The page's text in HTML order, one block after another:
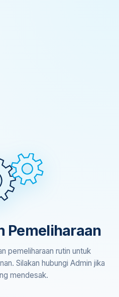
Pemeliharaan
pemeliharaan rutin untuk
Silakan hubungi Admin jika
mendesak.